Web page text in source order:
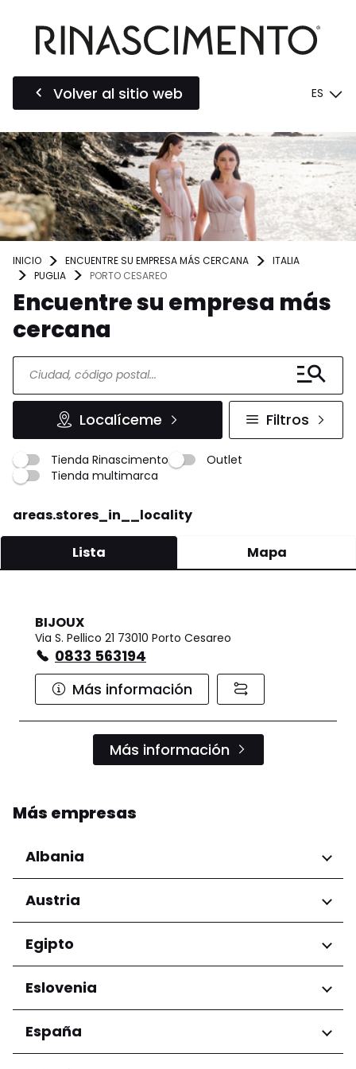
Volver al sitio web ES
INICIO ENCUENTRE SU EMPRESA MÁS CERCANA
ITALIA
PUGLIA
PORTO CESAREO
Encuentre su empresa más
cercana
Localíceme Filtros
Tienda Rinascimento
Outlet
Tienda multimarca
areas.stores_in__locality
Lista Mapa
BIJOUX
Via S. Pellico 21 73010 Porto Cesareo
0833 563194
Más información
Más información
Más empresas
Albania
Regiones
Condado de Tirana
Austria
Regiones
Niederösterreich
Salzburg
Wien
Egipto
Regiones
Gobernación de El Cairo
Eslovenia
Regiones
Ljubljana
España